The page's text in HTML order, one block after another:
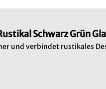
Schwarz Grün
und verbindet rustikales